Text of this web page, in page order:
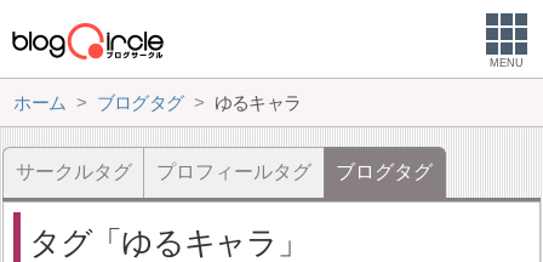
MENU
ホーム ブログタグ ゆるキャラ
サークルタグ プロフィールタグ ブログタグ
タグ ゆるキャラ